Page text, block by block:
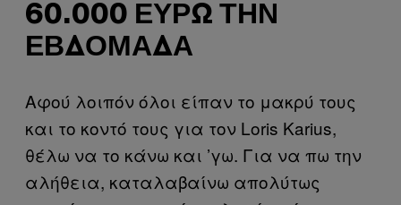
60.000 ΕΥΡΏ ΤΗΝ
ΕΒΔΟΜΆΔΑ
Αφού λοιπόν όλοι είπαν το μακρύ τους
και το κοντό τους για τον Loris Karius,
θέλω να το κάνω και ’γω. Για να πω την
αλήθεια, καταλαβαίνω απολύτως